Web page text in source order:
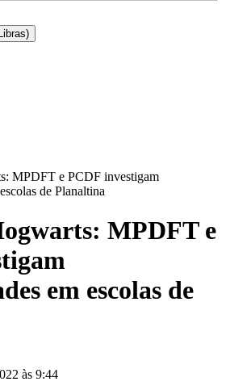
MPDFT e PCDF investigam
de Planaltina
MPDFT e
em escolas de
às 9:44